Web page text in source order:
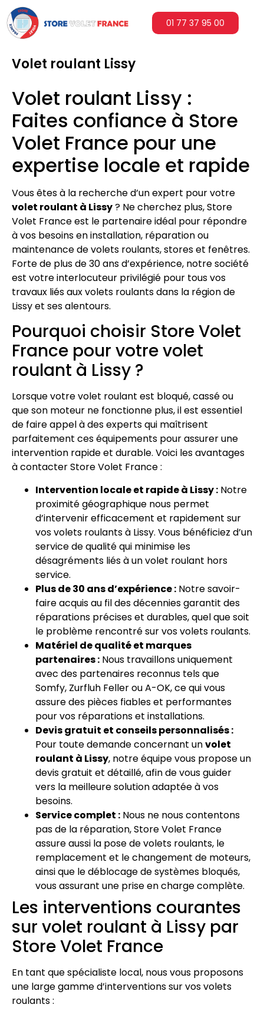
01 77 37 95 00
Volet roulant Lissy
Volet roulant Lissy :
Faites confiance à Store
Volet France pour une
expertise locale et rapide
Vous êtes à la recherche d’un expert pour votre
volet roulant à Lissy? Ne cherchez plus, Store
Volet France est le partenaire idéal pour répondre
à vos besoins en installation, réparation ou
maintenance de volets roulants, stores et fenêtres.
Forte de plus de 30 ans d’expérience, notre société
est votre interlocuteur privilégié pour tous vos
travaux liés aux volets roulants dans la région de
Lissy et ses alentours.
Pourquoi choisir Store Volet
France pour votre volet
roulant à Lissy ?
Lorsque votre volet roulant est bloqué, cassé ou
que son moteur ne fonctionne plus, il est essentiel
de faire appel à des experts qui maîtrisent
parfaitement ces équipements pour assurer une
intervention rapide et durable. Voici les avantages
à contacter Store Volet France :
Intervention locale et rapide à Lissy : Notre
proximité géographique nous permet
d’intervenir efficacement et rapidement sur
vos volets roulants à Lissy. Vous bénéficiez d’un
service de qualité qui minimise les
désagréments liés à un volet roulant hors
service.
Plus de 30 ans d’expérience : Notre savoir-
faire acquis au fil des décennies garantit des
réparations précises et durables, quel que soit
le problème rencontré sur vos volets roulants.
Matériel de qualité et marques
partenaires : Nous travaillons uniquement
avec des partenaires reconnus tels que
Somfy, Zurfluh Feller ou A-OK, ce qui vous
assure des pièces fiables et performantes
pour vos réparations et installations.
Devis gratuit et conseils personnalisés :
Pour toute demande concernant unvolet
roulant à Lissy, notre équipe vous propose un
devis gratuit et détaillé, afin de vous guider
vers la meilleure solution adaptée à vos
besoins.
Service complet : Nous ne nous contentons
pas de la réparation, Store Volet France
assure aussi la pose de volets roulants, le
remplacement et le changement de moteurs,
ainsi que le déblocage de systèmes bloqués,
vous assurant une prise en charge complète.
Les interventions courantes
sur volet roulant à Lissy par
Store Volet France
En tant que spécialiste local, nous vous proposons
une large gamme d’interventions sur vos volets
roulants :